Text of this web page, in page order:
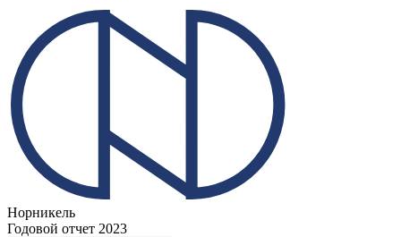
Норникель
Годовой отчет 2023